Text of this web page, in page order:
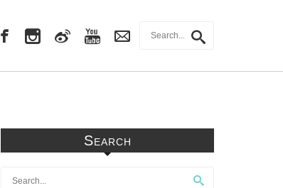
Search